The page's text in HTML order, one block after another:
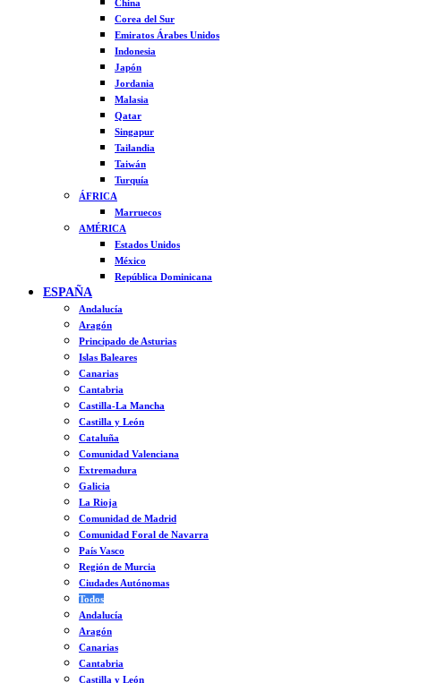
China
Corea del Sur
Emiratos Árabes Unidos
Indonesia
Japón
Jordania
Malasia
Qatar
Singapur
Tailandia
Taiwán
Turquía
ÁFRICA
Marruecos
AMÉRICA
Estados Unidos
México
República Dominicana
ESPAÑA
Andalucía
Aragón
Principado de Asturias
Islas Baleares
Canarias
Cantabria
Castilla-La Mancha
Castilla y León
Cataluña
Comunidad Valenciana
Extremadura
Galicia
La Rioja
Comunidad de Madrid
Comunidad Foral de Navarra
País Vasco
Región de Murcia
Ciudades Autónomas
Todos
Andalucía
Aragón
Canarias
Cantabria
Castilla y León